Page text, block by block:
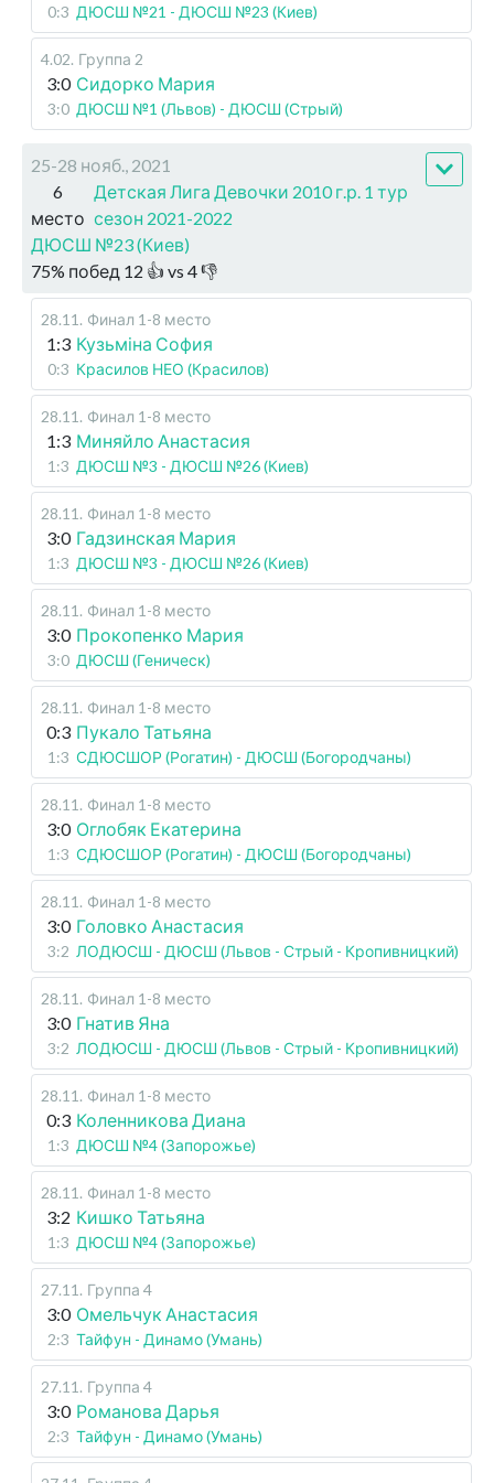
0:3 ДЮСШ №21 - ДЮСШ №23 (Киев)
4.02. Группа 2
3:0 Сидорко Мария
3:0 ДЮСШ №1 (Львов) - ДЮСШ (Стрый)
25-28 нояб., 2021
6
место
Детская Лига Девочки 2010 г.р. 1 тур
сезон 2021-2022
ДЮСШ №23 (Киев)
75% побед 12 👍 vs 4👎
28.11 . Финал 1-8 место
1:3 Кузьміна София
0:3 Красилов НЕО (Красилов)
28.11 . Финал 1-8 место
1:3 Миняйло Анастасия
1:3 ДЮСШ №3 - ДЮСШ №26 (Киев)
28.11 . Финал 1-8 место
3:0 Гадзинская Мария
1:3 ДЮСШ №3 - ДЮСШ №26 (Киев)
28.11 . Финал 1-8 место
3:0 Прокопенко Мария
3:0 ДЮСШ (Геническ)
28.11 . Финал 1-8 место
0:3 Пукало Татьяна
1:3 СДЮСШОР (Рогатин) - ДЮСШ (Богородчаны)
28.11 . Финал 1-8 место
3:0 Оглобяк Екатерина
1:3 СДЮСШОР (Рогатин) - ДЮСШ (Богородчаны)
28.11 . Финал 1-8 место
3:0 Головко Анастасия
3:2 ЛОДЮСШ - ДЮСШ (Львов - Стрый - Кропивницкий)
28.11 . Финал 1-8 место
3:0 Гнатив Яна
3:2 ЛОДЮСШ - ДЮСШ (Львов - Стрый - Кропивницкий)
28.11 . Финал 1-8 место
0:3 Коленникова Диана
1:3 ДЮСШ №4 (Запорожье)
28.11 . Финал 1-8 место
3:2 Кишко Татьяна
1:3 ДЮСШ №4 (Запорожье)
27.11 . Группа 4
3:0 Омельчук Анастасия
2:3 Тайфун - Динамо (Умань)
27.11 . Группа 4
3:0 Романова Дарья
2:3 Тайфун - Динамо (Умань)